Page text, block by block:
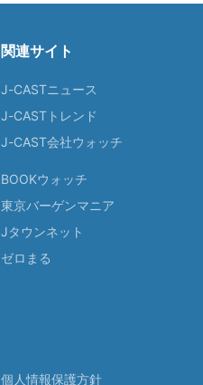
関連サイト
J-CASTニュース
J-CASTトレンド
J-CAST会社ウォッチ
BOOKウォッチ
東京バーゲンマニア
Jタウンネット
ゼロまる
個人情報保護方針